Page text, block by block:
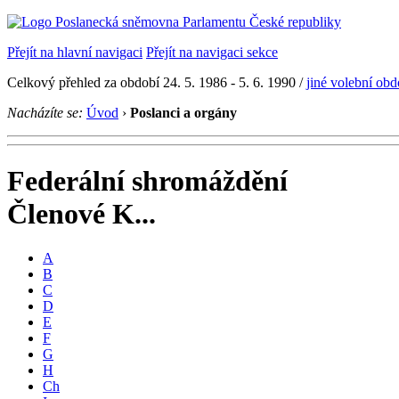
Přejít na hlavní navigaci Přejít na navigaci sekce
Celkový přehled za období 24. 5. 1986 - 5. 6. 1990 /jiné volební
Nacházíte se: Úvod › Poslanci a orgány
Federální shromáždění
Členové K...
A
B
C
D
E
F
G
H
Ch